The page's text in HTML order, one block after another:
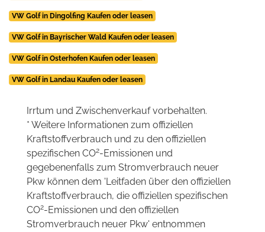
VW Golf in Dingolfing Kaufen oder leasen
VW Golf in Bayrischer Wald Kaufen oder leasen
VW Golf in Osterhofen Kaufen oder leasen
VW Golf in Landau Kaufen oder leasen
Irrtum und Zwischenverkauf vorbehalten.
* Weitere Informationen zum offiziellen
Kraftstoffverbrauch und zu den offiziellen
spezifischen CO2-Emissionen und
gegebenenfalls zum Stromverbrauch neuer
Pkw können dem 'Leitfaden über den offiziellen
Kraftstoffverbrauch, die offiziellen spezifischen
CO2-Emissionen und den offiziellen
Stromverbrauch neuer Pkw' entnommen